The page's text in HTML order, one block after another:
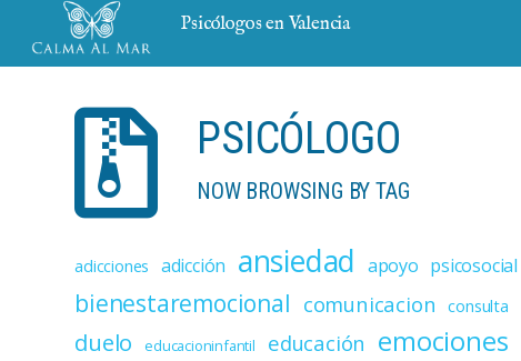
Psicólogos en Valencia
PSICÓLOGO
NOW BROWSING BY TAG
adicciones adicción ansiedad apoyo psicosocial
bienestaremocional comunicacion consulta
duelo educacioninfantil educación emociones